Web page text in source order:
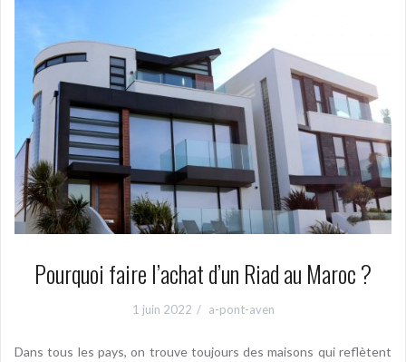
Pourquoi faire l’achat d’un Riad au Maroc ?
1 juin 2022 a-pont-aven
Dans tous les pays, on trouve toujours des maisons qui reflètent